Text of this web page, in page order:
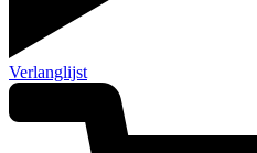
Verlanglijst